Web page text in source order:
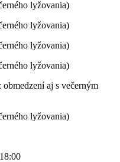
lyžovania)
lyžovania)
lyžovania)
lyžovania)
aj s večerným
lyžovania)